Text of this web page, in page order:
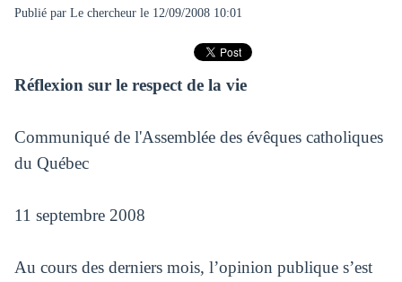
Publié par Le chercheurle 12/09/2008 10:01
Réflexion sur le respect de la vie
Communiqué de l'Assemblée des évêques catholiques
du Québec
11 septembre 2008
Au cours des derniers mois, l’opinion publique s’est